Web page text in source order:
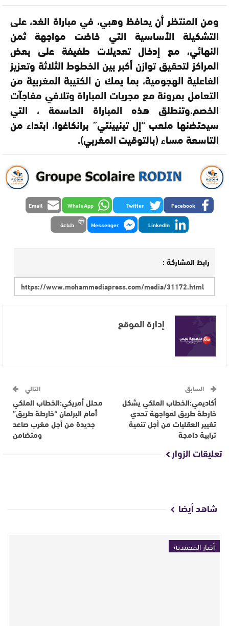
ومن المنتظر أن يحافظ وهبي، في مباراة الغد، على
التشكيلة الأساسية التي خاضت مواجهة ثمن
النهائي، مع إدخال تعديلات طفيفة على بعض
المراكز لتحقيق توازن أكبر بين الخطوط الثلاثة وتعزيز
الفاعلية الهجومية، بما يمك ن الكتيبة المغربية من
التعامل بمرونة مع مجريات المباراة وتلافي مفاجآت
الخصم.وتنطلق هذه المباراة الحاسمة ، التي
سيحتضنها ملعب “إل تينيينتي” برانكاغوا، ابتداء من
التاسعة مساء (بالتوقيت المغربي).
Facebook
Twitter
WhatsApp
Email
LinkedIn
Messenger طباعة
رابط المشاركة :
إدارة الموقع
السابق
أكاديمي:الخطاب الملكي يشكل
خارطة طريق لمواجهة تحدي
تغيير العقليات من أجل تنمية
ترابية دامجة
التالي
محلل أمريكي:الخطاب الملكي
أمام البرلمان “خارطة طريق”
جديدة من أجل مغرب صاعد
ومتضامن
تعليقات الزوار
شاهد أيضا
أخبار المحمدية